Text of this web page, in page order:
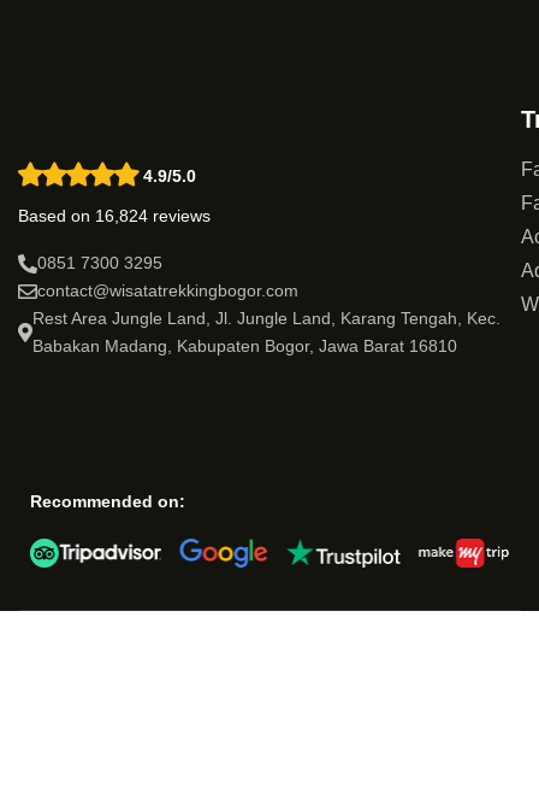
4.9/5.0
Based on 16,824 reviews
0851 7300 3295
contact@wisatatrekkingbogor.com
Rest Area Jungle Land, Jl. Jungle Land, Karang Tengah, Kec.
Babakan Madang, Kabupaten Bogor, Jawa Barat 16810
Recommended on: